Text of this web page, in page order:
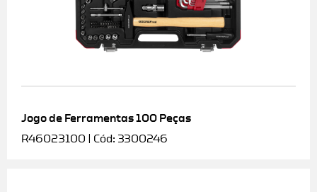
Jogo de Ferramentas 100 Peças
R46023100 | Cód: 3300246